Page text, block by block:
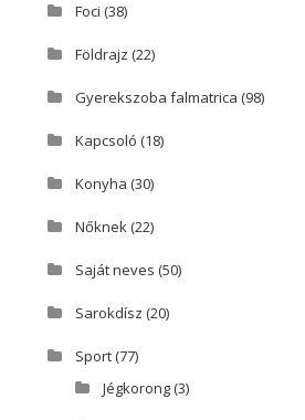
Foci (38)
Földrajz (22)
Gyerekszoba falmatrica (98)
Kapcsoló (18)
Konyha (30)
Nőknek(22)
Saját neves (50)
Sarokdísz (20)
Sport(77)
Jégkorong(3)